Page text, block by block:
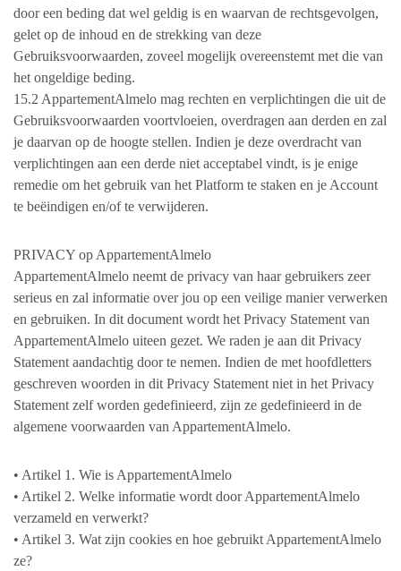
door een beding dat wel geldig is en waarvan de rechtsgevolgen,
gelet op de inhoud en de strekking van deze
Gebruiksvoorwaarden, zoveel mogelijk overeenstemt met die van
het ongeldige beding.
15.2 AppartementAlmelo mag rechten en verplichtingen die uit de
Gebruiksvoorwaarden voortvloeien, overdragen aan derden en zal
je daarvan op de hoogte stellen. Indien je deze overdracht van
verplichtingen aan een derde niet acceptabel vindt, is je enige
remedie om het gebruik van het Platform te staken en je Account
te beëindigen en/of te verwijderen.
PRIVACY op AppartementAlmelo
AppartementAlmelo neemt de privacy van haar gebruikers zeer
serieus en zal informatie over jou op een veilige manier verwerken
en gebruiken. In dit document wordt het Privacy Statement van
AppartementAlmelo uiteen gezet. We raden je aan dit Privacy
Statement aandachtig door te nemen. Indien de met hoofdletters
geschreven woorden in dit Privacy Statement niet in het Privacy
Statement zelf worden gedefinieerd, zijn ze gedefinieerd in de
algemene voorwaarden van AppartementAlmelo.
• Artikel 1. Wie is AppartementAlmelo
• Artikel 2. Welke informatie wordt door AppartementAlmelo
verzameld en verwerkt?
• Artikel 3. Wat zijn cookies en hoe gebruikt AppartementAlmelo
ze?